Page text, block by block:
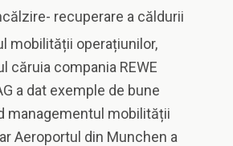
recuperare a căldurii
mobilității operațiunilor,
căruia compania REWE
a dat exemple de bune
managementul mobilității
Aeroportul din Munchen a